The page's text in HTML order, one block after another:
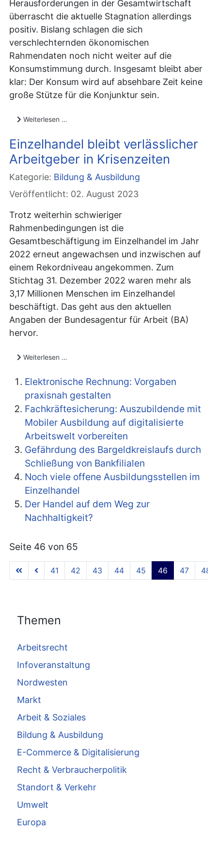
Herausforderungen in der Gesamtwirtschaft
überrascht die aktuelle Stagnation allerdings
positiv. Bislang schlagen die sich
verschlechternden ökonomischen
Rahmendaten noch nicht weiter auf die
Konsumstimmung durch. Insgesamt bleibt aber
klar: Der Konsum wird auf absehbare Zeit keine
große Stütze für die Konjunktur sein.
Weiterlesen …
Einzelhandel bleibt verlässlicher
Arbeitgeber in Krisenzeiten
Kategorie: Bildung & Ausbildung
Veröffentlicht: 02. August 2023
Trotz weiterhin schwieriger
Rahmenbedingungen ist die
Gesamtbeschäftigung im Einzelhandel im Jahr
2022 erneut angewachsen und inzwischen auf
einem Rekordniveau angekommen. Zum
Stichtag 31. Dezember 2022 waren mehr als
3,17 Millionen Menschen im Einzelhandel
beschäftigt. Das geht aus den aktuellen
Angaben der Bundesagentur für Arbeit (BA)
hervor.
Weiterlesen …
Elektronische Rechnung: Vorgaben
praxisnah gestalten
Fachkräftesicherung: Auszubildende mit
Mobiler Ausbildung auf digitalisierte
Arbeitswelt vorbereiten
Gefährdung des Bargeldkreislaufs durch
Schließung von Bankfilialen
Noch viele offene Ausbildungsstellen im
Einzelhandel
Der Handel auf dem Weg zur
Nachhaltigkeit?
Seite 46 von 65
41 42 43 44 45 46 47 48
Themen
Arbeitsrecht
Infoveranstaltung
Nordwesten
Markt
Arbeit & Soziales
Bildung & Ausbildung
E-Commerce & Digitalisierung
Recht & Verbraucherpolitik
Standort & Verkehr
Umwelt
Europa